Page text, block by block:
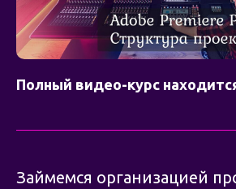
Полный видео-курс
Займемся организацией